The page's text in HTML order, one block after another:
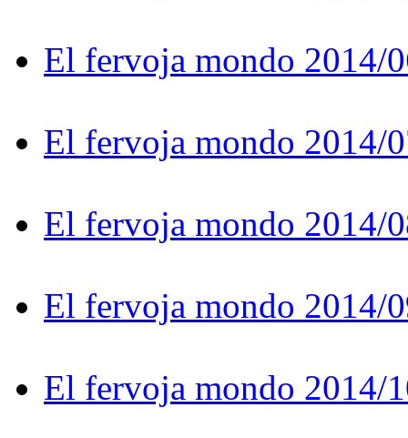
El fervoja mondo 2014/
El fervoja mondo 2014/
El fervoja mondo 2014/
El fervoja mondo 2014/
El fervoja mondo 2014/